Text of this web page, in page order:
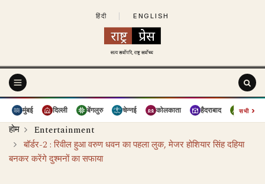
हिंदी ENGLISH
मुंबई दिल्ली बेंगलुरु चेन्नई कोलकाता हैदराबाद पुणे
सभी›
होम
Entertainment
बॉर्डर-2 : रिवील हुआ वरुण धवन का पहला लुक, मेजर होशियार सिंह दहिया
बनकर करेंगे दुश्मनों का सफाया